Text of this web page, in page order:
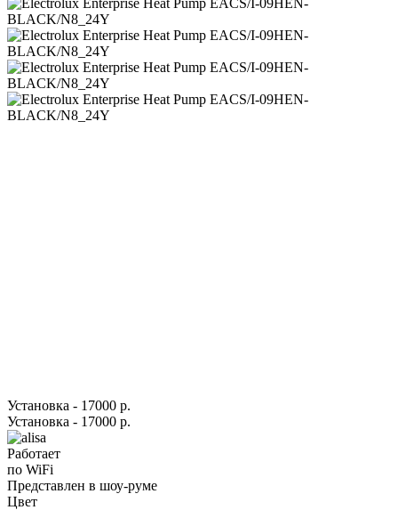
Установка - 17000 р.
Установка - 17000 р.
Работает
по WiFi
Представлен в шоу-руме
Цвет